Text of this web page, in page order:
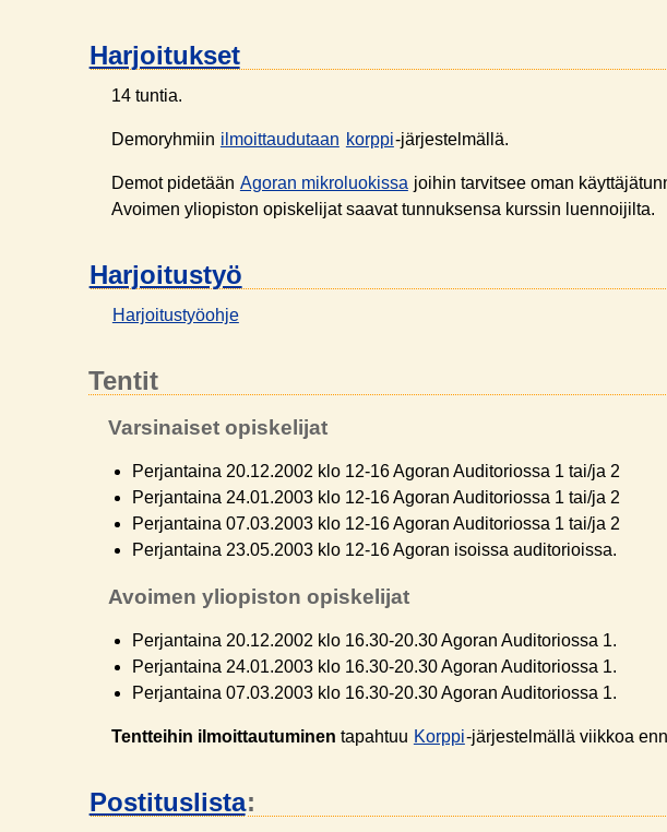
Harjoitukset
14 tuntia.
Demoryhmiin ilmoittaudutaan korppi-järjestelmällä.
Demot pidetään Agoran mikroluokissa joihin tarvitsee oman
Avoimen yliopiston opiskelijat saavat tunnuksensa kurssin luennoijilta.
Harjoitustyö
Harjoitustyöohje
Tentit
Varsinaiset opiskelijat
Perjantaina 20.12.2002 klo 12-16 Agoran Auditoriossa 1 tai/ja 2
Perjantaina 24.01.2003 klo 12-16 Agoran Auditoriossa 1 tai/ja 2
Perjantaina 07.03.2003 klo 12-16 Agoran Auditoriossa 1 tai/ja 2
Perjantaina 23.05.2003 klo 12-16 Agoran isoissa auditorioissa.
Avoimen yliopiston opiskelijat
Perjantaina 20.12.2002 klo 16.30-20.30 Agoran Auditoriossa 1.
Perjantaina 24.01.2003 klo 16.30-20.30 Agoran Auditoriossa 1.
Perjantaina 07.03.2003 klo 16.30-20.30 Agoran Auditoriossa 1.
Tentteihin ilmoittautuminen tapahtuu Korppi-järjestelmällä viikkoa
Postituslista: